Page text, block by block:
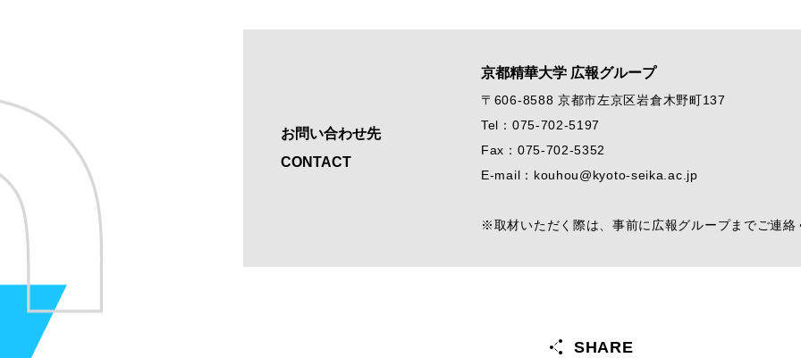
お問い合わせ先
CONTACT
京都精華大学 広報グループ
〒606-8588 京都市左京区岩倉木野町137
Tel：075-702-5197
Fax：075-702-5352
E-mail：kouhou@kyoto-seika.ac.jp
※取材いただく際は、事前に広報グループまでご連絡
SHARE